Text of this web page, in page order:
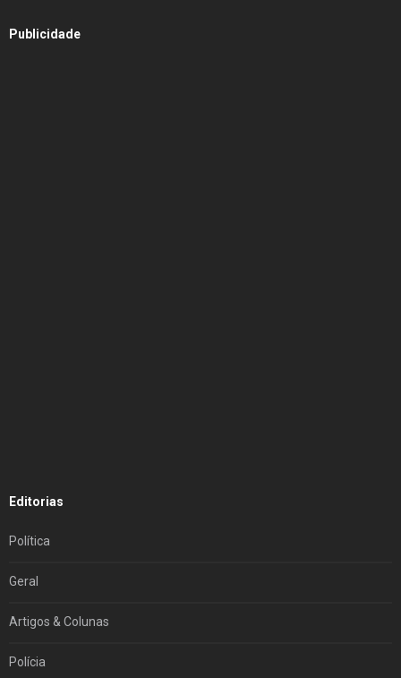
Publicidade
Editorias
Política
Geral
Artigos & Colunas
Polícia